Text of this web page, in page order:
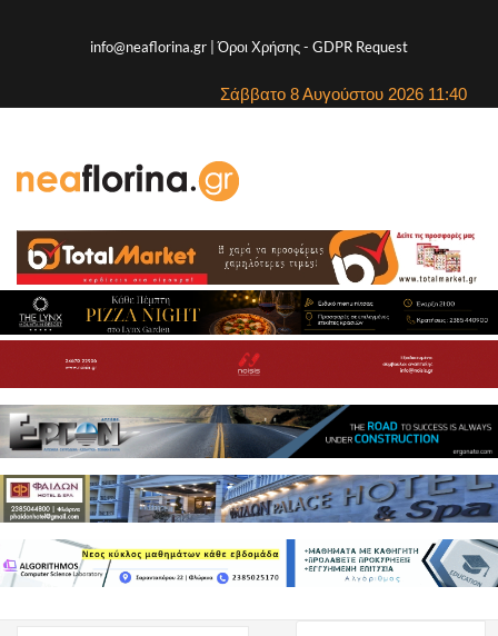
info@neaflorina.gr |Όροι Χρήσης- GDPR Request
Σάββατο 8 Αυγούστου 2026 11:40